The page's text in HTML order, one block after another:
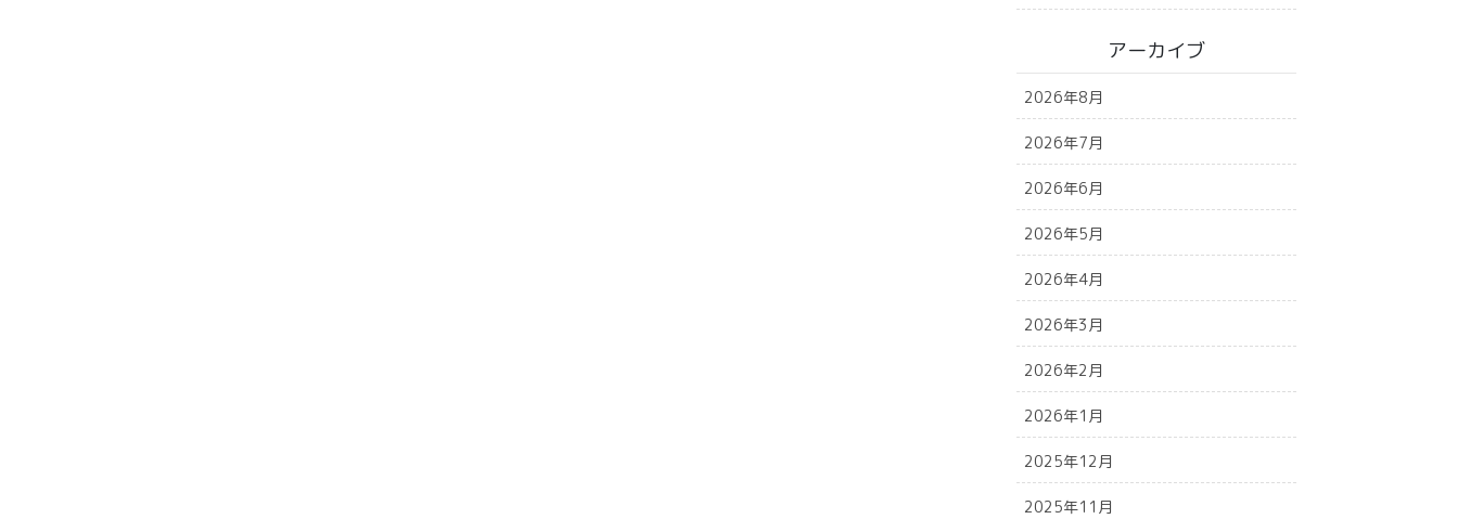
アーカイブ
2026年8月
2026年7月
2026年6月
2026年5月
2026年4月
2026年3月
2026年2月
2026年1月
2025年12月
2025年11月